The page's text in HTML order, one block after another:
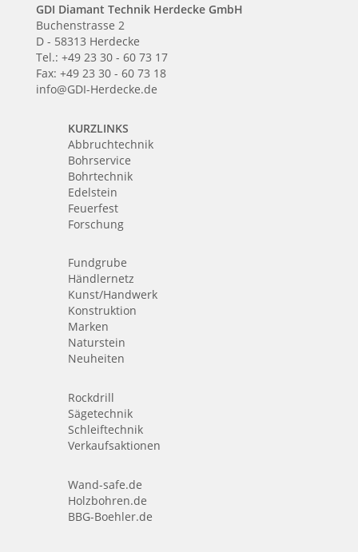
GDI Diamant Technik Herdecke GmbH
Buchenstrasse 2
D - 58313 Herdecke
Tel.: +49 23 30 - 60 73 17
Fax: +49 23 30 - 60 73 18
info@GDI-Herdecke.de
KURZLINKS
Abbruchtechnik
Bohrservice
Bohrtechnik
Edelstein
Feuerfest
Forschung
Fundgrube
Händlernetz
Kunst/Handwerk
Konstruktion
Marken
Naturstein
Neuheiten
Rockdrill
Sägetechnik
Schleiftechnik
Verkaufsaktionen
Wand-safe.de
Holzbohren.de
BBG-Boehler.de